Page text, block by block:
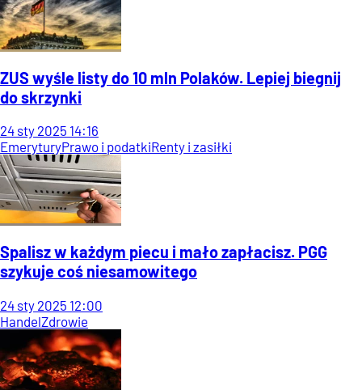
ZUS wyśle listy do 10 mln Polaków. Lepiej biegnij
do skrzynki
24 sty 2025 14:16
EmeryturyPrawo i podatkiRenty i zasiłki
Spalisz w każdym piecu i mało zapłacisz. PGG
szykuje coś niesamowitego
24 sty 2025 12:00
HandelZdrowie